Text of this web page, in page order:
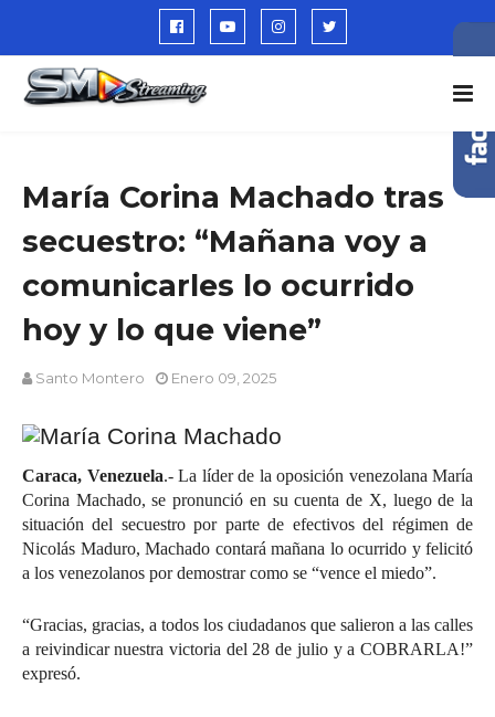
María Corina Machado tras
secuestro: “Mañana voy a
comunicarles lo ocurrido
hoy y lo que viene”
Santo Montero Enero 09, 2025
Caraca, Venezuela.- La líder de la oposición venezolana María
Corina Machado, se pronunció en su cuenta de X, luego de la
situación del secuestro por parte de efectivos del régimen de
Nicolás Maduro, Machado contará mañana lo ocurrido y felicitó
a los venezolanos por demostrar como se “vence el miedo”.
“Gracias, gracias, a todos los ciudadanos que salieron a las calles
a reivindicar nuestra victoria del 28 de julio y a COBRARLA!”
expresó.